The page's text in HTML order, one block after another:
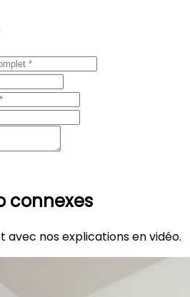
connexes
avec nos explications en vidéo.